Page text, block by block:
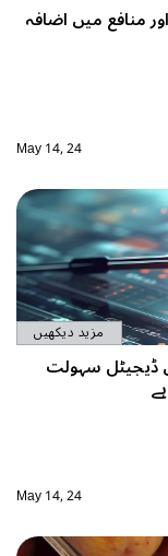
منافع میں اضافہ
May 14, 24
مزید دیکھیں
ڈیجیٹل سہولت
May 14, 24